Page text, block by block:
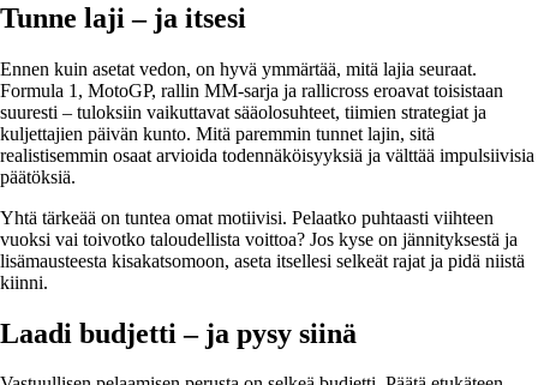
Tunne laji – ja itsesi
Ennen kuin asetat vedon, on hyvä ymmärtää, mitä lajia seuraat.
Formula 1, MotoGP, rallin MM-sarja ja rallicross eroavat toisistaan
suuresti – tuloksiin vaikuttavat sääolosuhteet, tiimien strategiat ja
kuljettajien päivän kunto. Mitä paremmin tunnet lajin, sitä
realistisemmin osaat arvioida todennäköisyyksiä ja välttää impulsiivisia
päätöksiä.
Yhtä tärkeää on tuntea omat motiivisi. Pelaatko puhtaasti viihteen
vuoksi vai toivotko taloudellista voittoa? Jos kyse on jännityksestä ja
lisämausteesta kisakatsomoon, aseta itsellesi selkeät rajat ja pidä niistä
kiinni.
Laadi budjetti – ja pysy siinä